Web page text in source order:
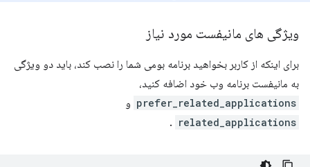
ویژگی های مانیفست مورد نیاز
برای اینکه از کاربر بخواهید برنامه بومی شما را نصب کند، باید دو ویژگی
به مانیفست برنامه وب خود اضافه کنید،
prefer_related_applications و
related_applications
.